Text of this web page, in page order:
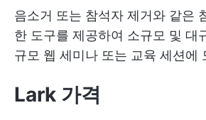
음소거 또는 참석자 제거와 같은
한 도구를 제공하여 소규모 및 대
규모 웹 세미나 또는 교육 세션에
Lark 가격